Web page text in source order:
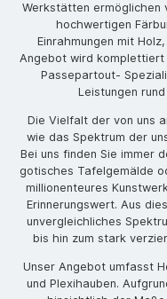
Werkstätten ermöglichen
hochwertigen
Einrahmungen mit
Angebot wird komplettiert
Passepartout-
Leistungen
Die Vielfalt der von uns
wie das Spektrum der
Bei uns finden Sie immer
gotisches Tafelgemälde
millionenteures
Erinnerungswert. Aus
unvergleichliches
bis hin zum stark
Unser Angebot umfasst
und Plexihauben.